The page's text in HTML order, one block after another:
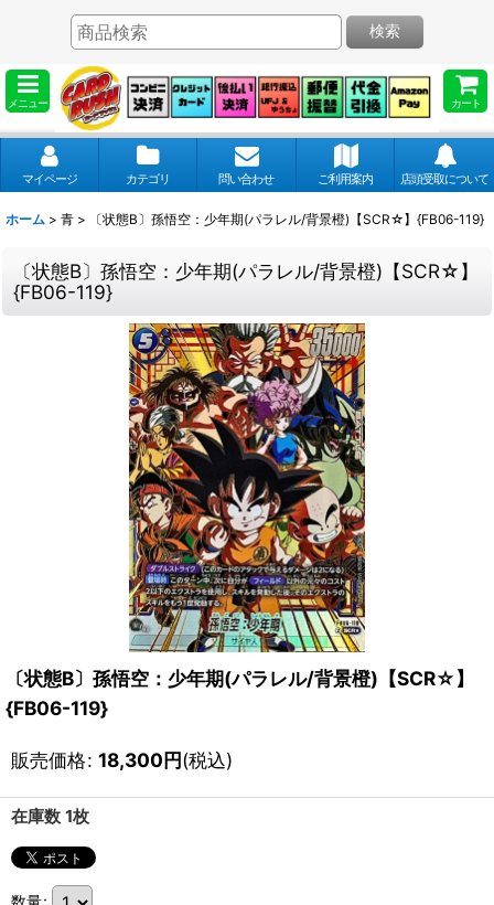
メニュー カート
検索
マイページ カテゴリ 問い合わせ ご利用案内 店頭受取について
ホーム > 青 > 〔状態B〕孫悟空：少年期(パラレル/背景橙)【SCR☆】{FB06-119}
〔状態B〕孫悟空：少年期(パラレル/背景橙)【SCR☆】
{FB06-119}
〔状態B〕孫悟空：少年期(パラレル/背景橙)【SCR☆】
{FB06-119}
販売価格: 18,300円(税込)
在庫数 1枚